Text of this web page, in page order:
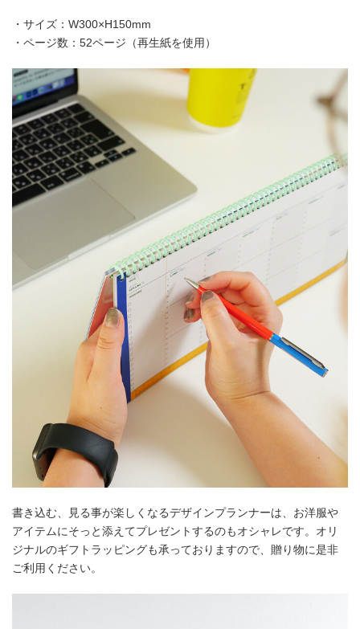
・サイズ：W300×H150mm
・ページ数：52ページ（再生紙を使用）
書き込む、見る事が楽しくなるデザインプランナーは、お洋服や
アイテムにそっと添えてプレゼントするのもオシャレです。オリ
ジナルのギフトラッピングも承っておりますので、贈り物に是非
ご利用ください。